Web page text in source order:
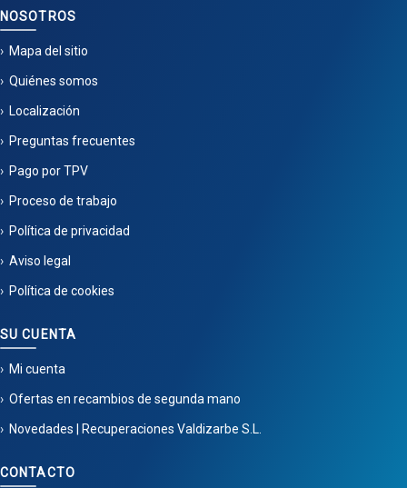
NOSOTROS
Mapa del sitio
Quiénes somos
Localización
Preguntas frecuentes
Pago por TPV
Proceso de trabajo
Política de privacidad
Aviso legal
Política de cookies
SU CUENTA
Mi cuenta
Ofertas en recambios de segunda mano
Novedades | Recuperaciones Valdizarbe S.L.
CONTACTO